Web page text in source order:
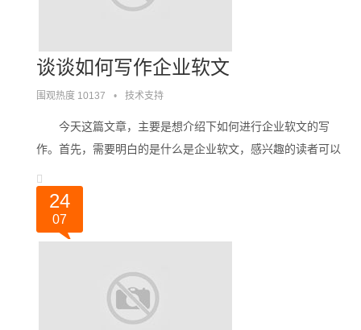
谈谈如何写作企业软文
围观热度 10137 • 技术支持
今天这篇文章，主要是想介绍下如何进行企业软文的写
作。首先，需要明白的是什么是企业软文，感兴趣的读者可以
谈下自己对企业软文的看法。软文的写作按照。。。
24
07